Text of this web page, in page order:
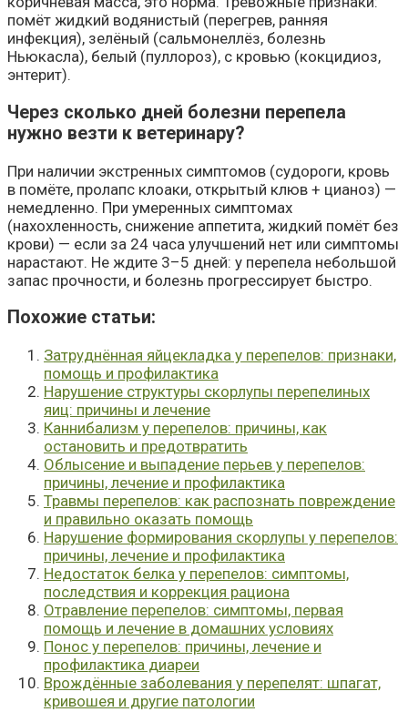
помёт жидкий водянистый (перегрев, ранняя
инфекция), зелёный (сальмонеллёз, болезнь
Ньюкасла), белый (пуллороз), с кровью (кокцидиоз,
энтерит).
Через сколько дней болезни перепела
нужно везти к ветеринару?
При наличии экстренных симптомов (судороги, кровь
в помёте, пролапс клоаки, открытый клюв + цианоз) —
немедленно. При умеренных симптомах
(нахохленность, снижение аппетита, жидкий помёт без
крови) — если за 24 часа улучшений нет или симптомы
нарастают. Не ждите 3–5 дней: у перепела небольшой
запас прочности, и болезнь прогрессирует быстро.
Похожие cтатьи:
Затруднённая яйцекладка у перепелов: признаки,
помощь и профилактика
Нарушение структуры скорлупы перепелиных
яиц: причины и лечение
Каннибализм у перепелов: причины, как
остановить и предотвратить
Облысение и выпадение перьев у перепелов:
причины, лечение и профилактика
Травмы перепелов: как распознать повреждение
и правильно оказать помощь
Нарушение формирования скорлупы у перепелов:
причины, лечение и профилактика
Недостаток белка у перепелов: симптомы,
последствия и коррекция рациона
Отравление перепелов: симптомы, первая
помощь и лечение в домашних условиях
Понос у перепелов: причины, лечение и
профилактика диареи
Врождённые заболевания у перепелят: шпагат,
кривошея и другие патологии